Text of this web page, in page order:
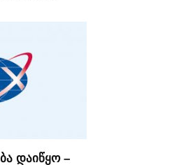
დაიწყო –